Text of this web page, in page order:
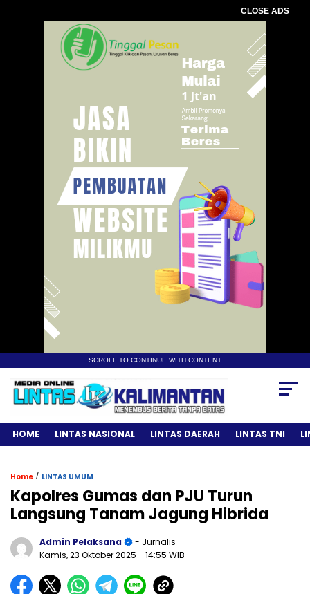
CLOSE ADS
SCROLL TO CONTINUE WITH CONTENT
HOME LINTAS NASIONAL LINTAS DAERAH LINTAS TNI
Home / LINTAS UMUM
Kapolres Gumas dan PJU Turun
Langsung Tanam Jagung Hibrida
Admin Pelaksana
- Jurnalis
Kamis, 23 Oktober 2025 - 14:55 WIB